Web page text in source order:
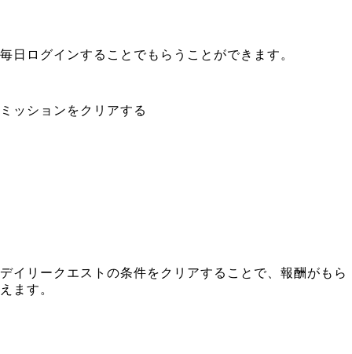
毎日ログインすることでもらうことができます。
ミッションをクリアする
デイリークエストの条件をクリアすることで、報酬がもら
えます。